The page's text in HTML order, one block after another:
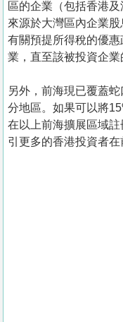
區的企業（包括香港
來源於大灣區內企業
有關預提所得稅的優
業，直至該被投資企業
另外，前海現已覆蓋
分地區。如果可以將
在以上前海擴展區域
引更多的香港投資者在